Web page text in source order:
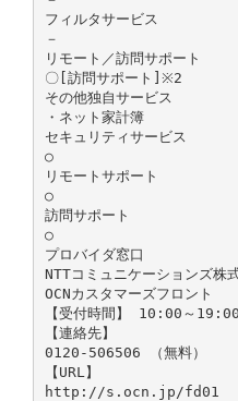
フィルタサービス
－
リモート／訪問サポート
〇[訪問サポート]※2
その他独自サービス
・ネット家計簿
セキュリティサービス
○
リモートサポート
○
訪問サポート
○
プロバイダ窓口
NTTコミュニケーションズ株
OCNカスタマーズフロント
【受付時間】 10:00～19:00
【連絡先】
0120-506506 （無料）
【URL】
http://s.ocn.jp/fd01